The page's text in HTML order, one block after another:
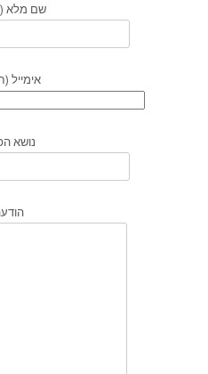
שם מלא
אימייל
נושא